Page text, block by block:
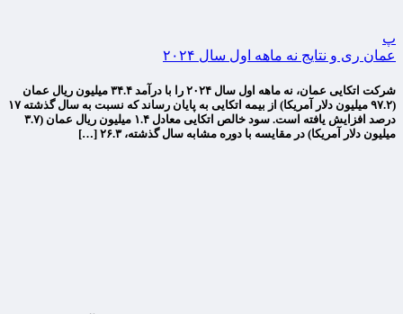
پ
عمان ری و نتایج نه ماهه اول سال ۲۰۲۴
شرکت اتکایی عمان، نه ماهه اول سال ۲۰۲۴ را با درآمد ۳۴.۴ میلیون ریال عمان
(۹۷.۲ میلیون دلار آمریکا) از بیمه اتکایی به پایان رساند که نسبت به سال گذشته ۱۷
درصد افزایش یافته است. سود خالص اتکایی معادل ۱.۴ میلیون ریال عمان (۳.۷
میلیون دلار آمریکا) در مقایسه با دوره مشابه سال گذشته، ۲۶.۳ […]